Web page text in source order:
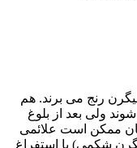
میگرن رنج می برند. هم
ولی بعد از بلوغ
ممکن است علائمی
شکمی) یا استفراغ